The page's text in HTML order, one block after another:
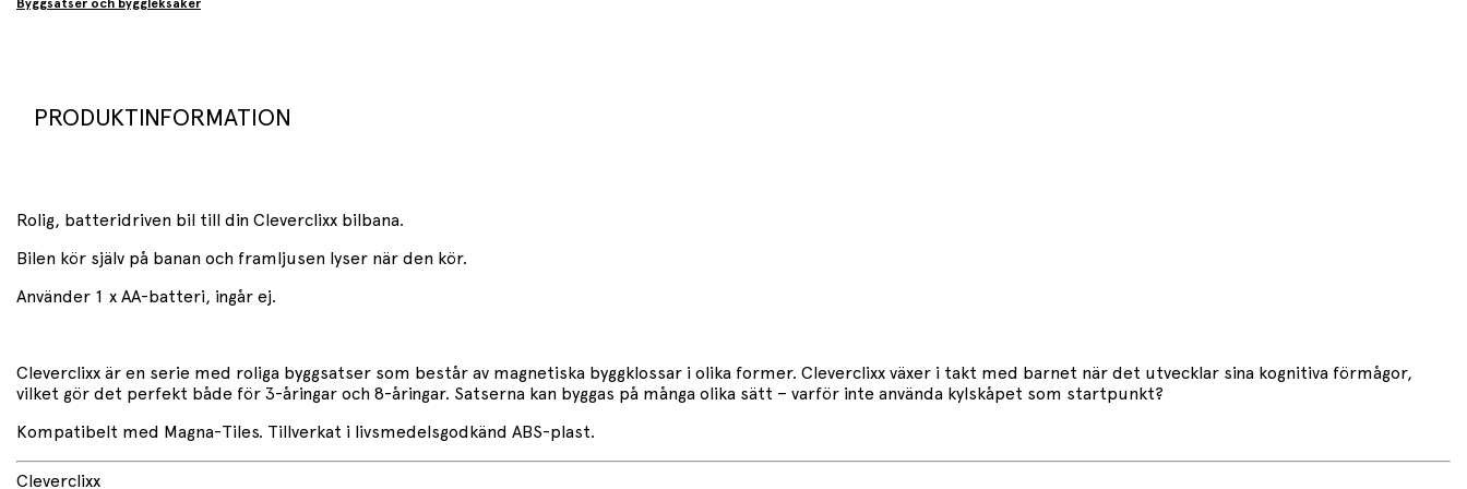
Byggsatser och byggleksaker
PRODUKTINFORMATION
Rolig, batteridriven bil till din Cleverclixx bilbana.
Bilen kör själv på banan och framljusen lyser när den kör.
Använder 1 x AA-batteri, ingår ej.
Cleverclixx är en serie med roliga byggsatser som består av magnetiska byggklossar i olika former. Cleverclixx växer i takt med barnet när det utvecklar sina kognitiva förmågor,
vilket gör det perfekt både för 3-åringar och 8-åringar. Satserna kan byggas på många olika sätt – varför inte använda kylskåpet som startpunkt?
Kompatibelt med Magna-Tiles. Tillverkat i livsmedelsgodkänd ABS-plast.
Cleverclixx